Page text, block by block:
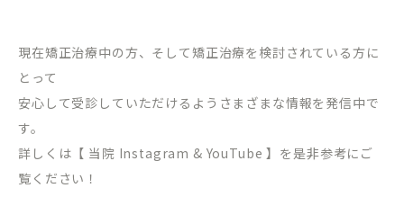
現在矯正治療中の方、そして矯正治療を検討されている方に
とって
安心して受診していただけるようさまざまな情報を発信中で
す。
詳しくは【 当院 Instagram & YouTube 】を是非参考にご
覧ください！